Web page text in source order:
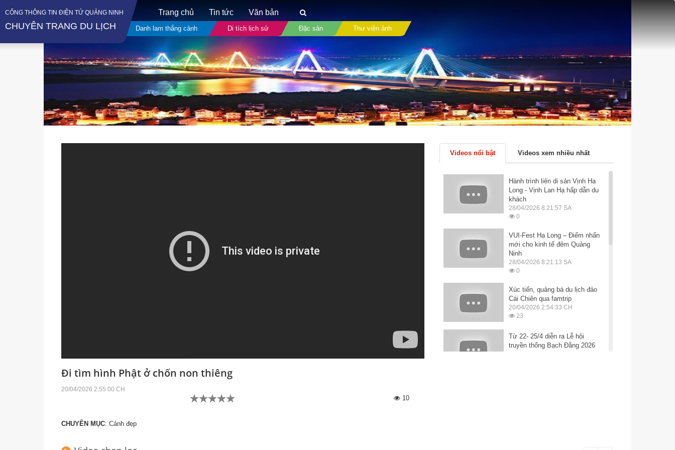
CỔNG THÔNG TIN ĐIỆN TỬ QUẢNG NINH
CHUYÊN TRANG DU LỊCH
Trang chủ Tin tức Văn bản
Danh lam thắng cảnh Di tích lịch sử Đặc sản Thư viện ảnh
Đi tìm hình Phật ở chốn non thiêng
20/04/2026 2:55:00 CH
10
CHUYÊN MỤC: Cảnh đẹp
Videos nổi bật Videos xem nhiều nhất
Hành trình liên di sản Vịnh Hạ
Long - Vịnh Lan Hạ hấp dẫn du
khách
28/04/2026 8:21:57 SA
0
VUI-Fest Hạ Long – Điểm nhấn
mới cho kinh tế đêm Quảng
Ninh
28/04/2026 8:21:13 SA
0
Xúc tiến, quảng bá du lịch đảo
Cái Chiên qua famtrip
20/04/2026 2:54:33 CH
23
Từ 22- 25/4 diễn ra Lễ hội
truyền thống Bạch Đằng 2026